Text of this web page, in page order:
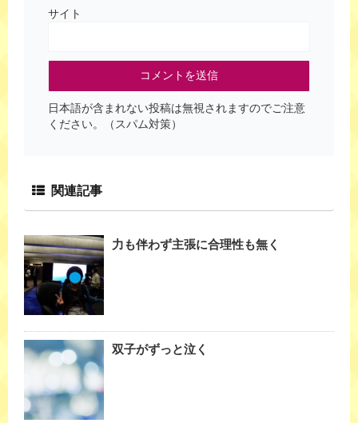
サイト
日本語が含まれない投稿は無視されますのでご注意
ください。（スパム対策）
関連記事
力も伴わず主張に合理性も無く
双子がずっと泣く